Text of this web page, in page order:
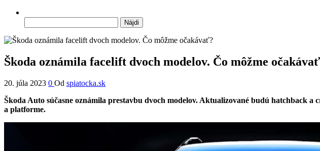
Škoda oznámila facelift dvoch modelov. Čo môžme
20. júla 2023 0 Od spiatocka.sk
Škoda Auto súčasne oznámila prestavbu dvoch modelov. Aktualizované budú hatchback
a platforme.